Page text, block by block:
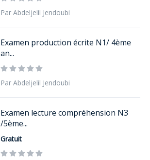
Par Abdeljelil Jendoubi
Examen production écrite N1/ 4ème
an...
Par Abdeljelil Jendoubi
Examen lecture compréhension N3
/5ème...
Gratuit